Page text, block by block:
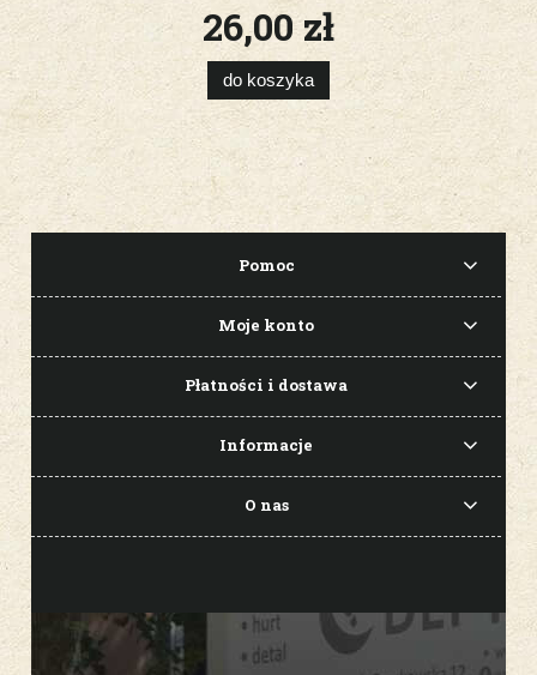
26,00 zł
do koszyka
Pomoc
Moje konto
Płatności i dostawa
Informacje
O nas